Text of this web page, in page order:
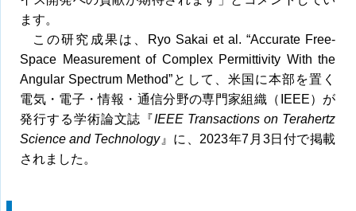
ます。
この研究成果は、Ryo Sakai et al. “Accurate Free-
Space Measurement of Complex Permittivity With the
Angular Spectrum Method”として、米国に本部を置く
電気・電子・情報・通信分野の専門家組織（IEEE）が
発行する学術論文誌『IEEE Transactions on Terahertz
Science and Technology』に、2023年7月3日付で掲載
されました。